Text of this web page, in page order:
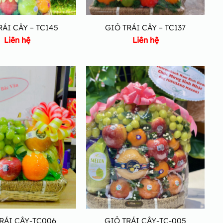
CÂY – TC145
Liên hệ
GIỎ TRÁI CÂY – TC137
Liên hệ
CÂY-TC006
GIỎ TRÁI CÂY-TC-005